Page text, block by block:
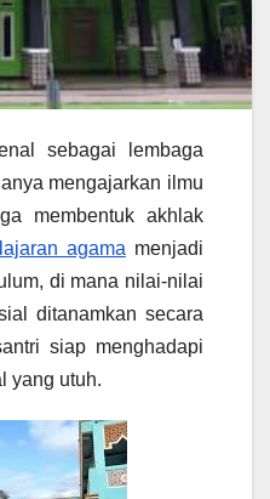
sebagai lembaga
mengajarkan ilmu
membentuk akhlak
agama menjadi
di mana nilai-nilai
ditanamkan secara
siap menghadapi
yang utuh.